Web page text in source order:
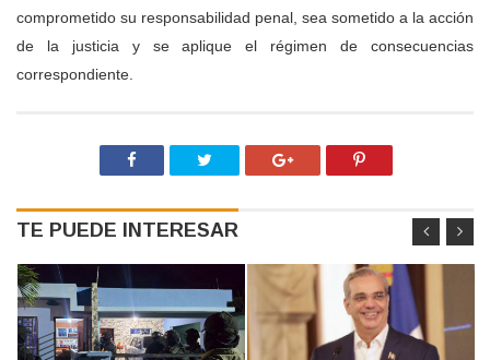
comprometido su responsabilidad penal, sea sometido a la acción
de la justicia y se aplique el régimen de consecuencias
correspondiente.
TE PUEDE INTERESAR